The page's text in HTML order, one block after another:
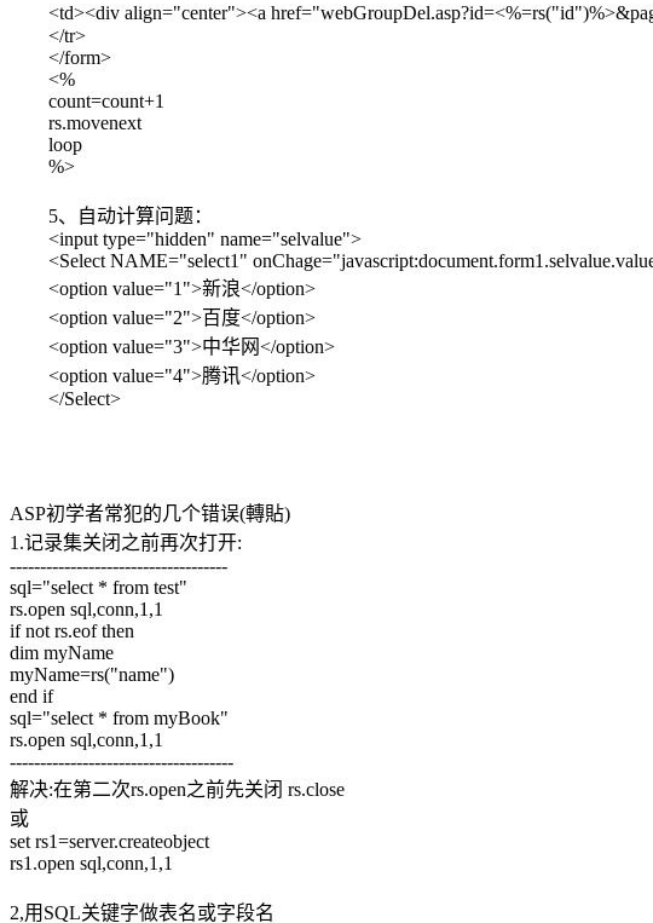
<td><div align="center"><a
</tr>
</form>
<%
count=count+1
rs.movenext
loop
%>
5、自动计算问题：
<input type="hidden" name="selvalue">
<Select NAME="select1"
<option value="1">新浪</option>
<option value="2">百度</option>
<option value="3">中华网</option>
<option value="4">腾讯</option>
</Select>
ASP初学者常犯的几个错误(轉貼)
1.记录集关闭之前再次打开:
------------------------------------
sql="select * from test"
rs.open sql,conn,1,1
if not rs.eof then
dim myName
myName=rs("name")
end if
sql="select * from myBook"
rs.open sql,conn,1,1
-------------------------------------
解决:在第二次rs.open之前先关闭 rs.close
或
set rs1=server.createobject
rs1.open sql,conn,1,1
2,用SQL关键字做表名或字段名